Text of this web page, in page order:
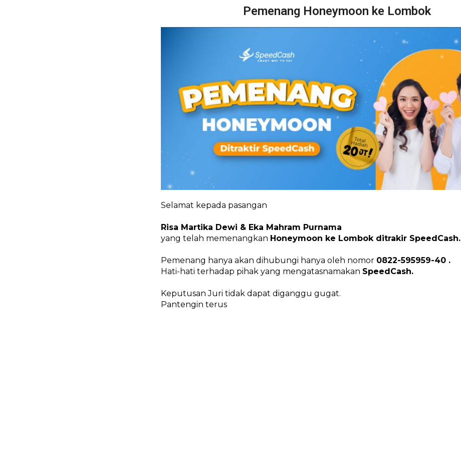
Pemenang Honeymoon ke Lombok
Selamat kepada pasangan
Risa Martika Dewi & Eka Mahram Purnama
yang telah memenangkan Honeymoon ke Lombok ditrakir SpeedCash.
Pemenang hanya akan dihubungi hanya oleh nomor 0822-595959-40 .
Hati-hati terhadap pihak yang mengatasnamakan SpeedCash.
Keputusan Juri tidak dapat diganggu gugat.
Pantengin terus